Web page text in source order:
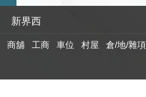
新界西
商舖 工商 車位 村屋 倉/地/雜項